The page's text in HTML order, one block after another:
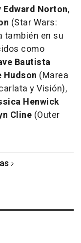
Edward Norton,
(Star Wars:
también en su
como
Bautista
Hudson (Marea
y Visión),
Henwick
Cline (Outer